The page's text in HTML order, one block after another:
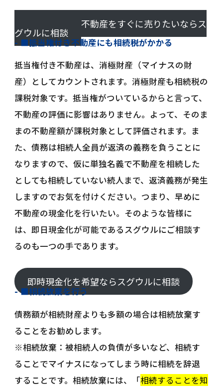
抵当権付きの不動産をすぐに売りたいならス
グウルに相談
■抵当権付き不動産にも相続税がかかる
抵当権付き不動産は、消極財産（マイナスの財
産）としてカウントされます。消極財産も相続税の
課税対象です。抵当権がついているからと言って、
不動産の評価に影響はありません。よって、そのま
まの不動産額が課税対象として評価されます。ま
た、債務は相続人全員が返済の義務を負うことに
なりますので、仮に単独名義で不動産を相続した
としても相続していない続人まで、返済義務が発生
しますのでお気を付けください。つまり、早めに
不動産の現金化を行いたい。そのような皆様に
は、即日現金化が可能であるスグウルにご相談す
るのも一つの手であります。
即時現金化を希望ならスグウルに相談
■相続放棄を行う
債務額が相続財産よりも多額の場合は相続放棄す
ることをお勧めします。
※相続放棄：被相続人の負債が多いなど、相続す
ることでマイナスになってしまう時に相続を辞退
することです。相続放棄には、「相続することを知